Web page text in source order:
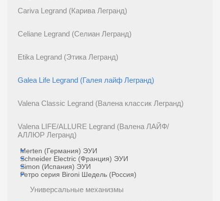
Cariva Legrand (Карива Легранд)
Celiane Legrand (Селиан Легранд)
Etika Legrand (Этика Легранд)
Galea Life Legrand (Галея лайф Легранд)
Valena Classic Legrand (Валена классик Легранд)
Valena LIFE/ALLURE Legrand (Валена ЛАЙФ/
АЛЛЮР Легранд)
Merten (Германия) ЭУИ
Schneider Electric (Франция) ЭУИ
Simon (Испания) ЭУИ
Ретро серия Bironi Шедель (Россия)
Универсальные механизмы